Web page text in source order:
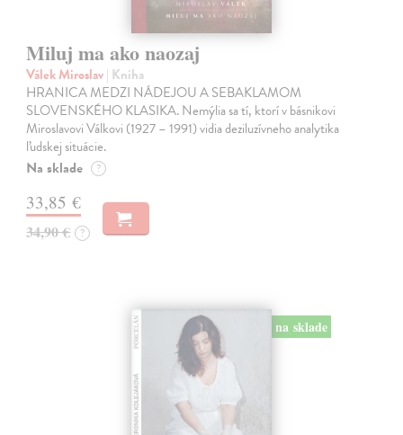
Miluj ma ako naozaj
Válek Miroslav| Kniha
HRANICA MEDZI NÁDEJOU A SEBAKLAMOM
SLOVENSKÉHO KLASIKA. Nemýlia sa tí, ktorí v básnikovi
Miroslavovi Válkovi (1927 – 1991) vidia deziluzívneho analytika
ľudskej situácie.
Na sklade ?
33,85 €
34,90 € ?
na sklade